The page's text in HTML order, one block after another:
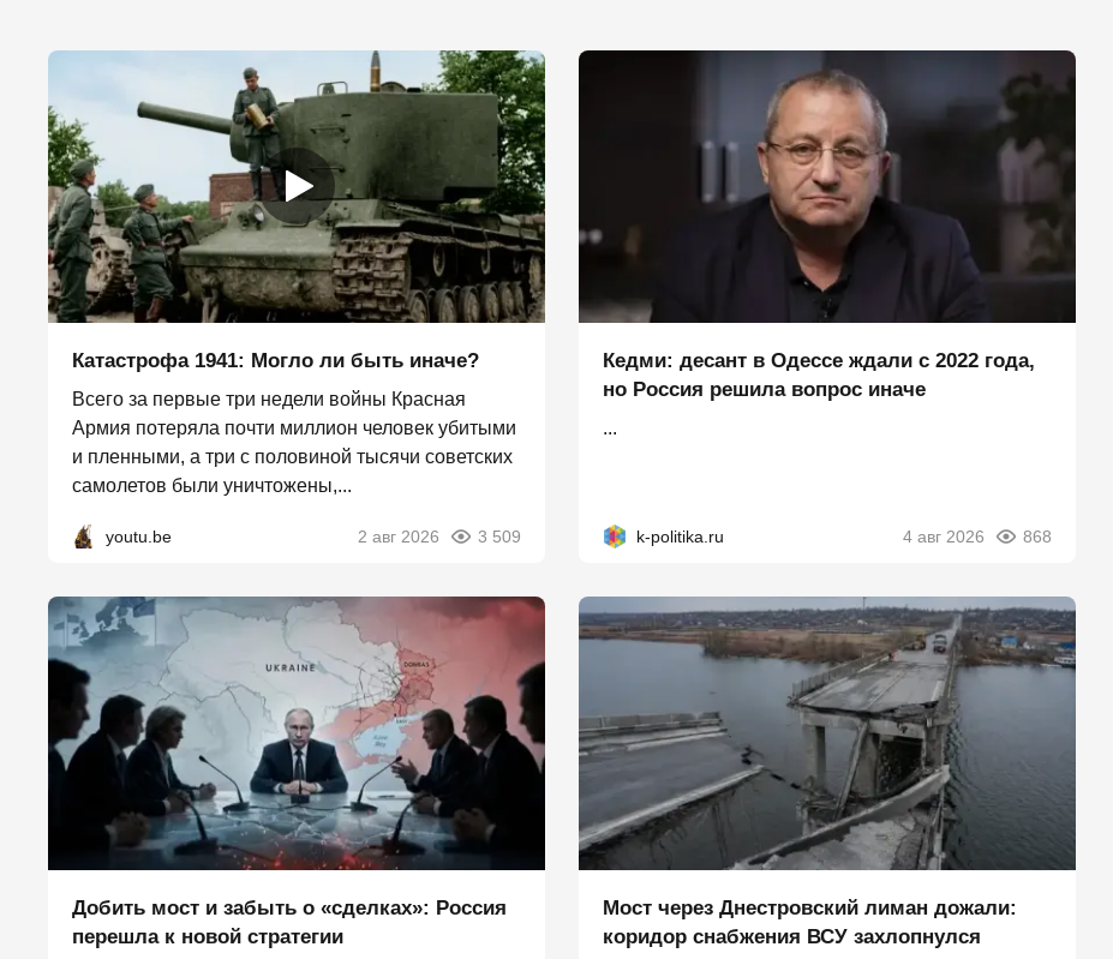
Катастрофа 1941: Могло ли быть иначе?
Всего за первые три недели войны Красная
Армия потеряла почти миллион человек убитыми
и пленными, а три с половиной тысячи советских
самолетов были уничтожены,...
youtu.be 2 авг 2026 3 509
Кедми: десант в Одессе ждали с 2022 года,
но Россия решила вопрос иначе
...
k-politika.ru 4 авг 2026 868
Добить мост и забыть о «сделках»: Россия
перешла к новой стратегии
Мост через Днестровский лиман дожали:
коридор снабжения ВСУ захлопнулся